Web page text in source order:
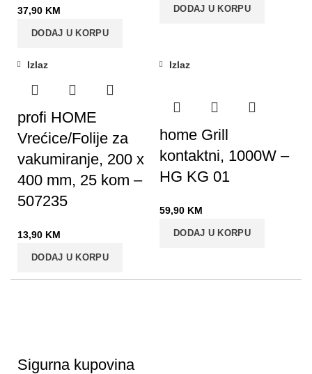
37,90 KM
DODAJ U KORPU
DODAJ U KORPU
Izlaz
profi HOME
Vrećice/Folije za
vakumiranje, 200 x
400 mm, 25 kom –
507235
13,90 KM
DODAJ U KORPU
Izlaz
home Grill
kontaktni, 1000W –
HG KG 01
59,90 KM
DODAJ U KORPU
Sigurna kupovina